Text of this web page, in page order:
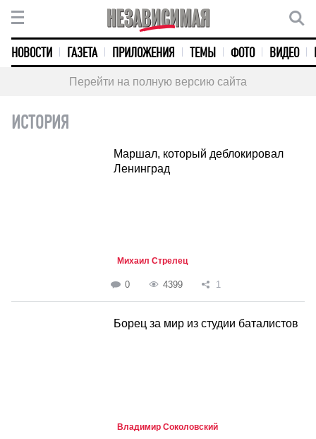
НОВОСТИ ГАЗЕТА ПРИЛОЖЕНИЯ ТЕМЫ ФОТО ВИДЕО
Перейти на полную версию сайта
ИСТОРИЯ
Маршал, который деблокировал
Ленинград
Михаил Стрелец
0 4399 1
Борец за мир из студии баталистов
Владимир Соколовский